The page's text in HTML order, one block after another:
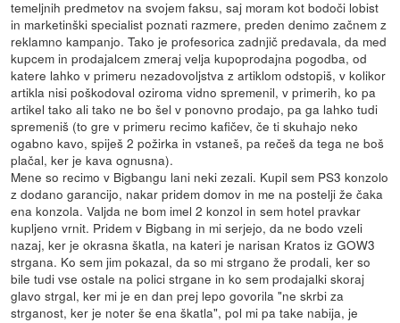
temeljnih predmetov na svojem faksu, saj moram kot bodoči lobist
in marketinški specialist poznati razmere, preden denimo začnem z
reklamno kampanjo. Tako je profesorica zadnjič predavala, da med
kupcem in prodajalcem zmeraj velja kupoprodajna pogodba, od
katere lahko v primeru nezadovoljstva z artiklom odstopiš, v kolikor
artikla nisi poškodoval oziroma vidno spremenil, v primerih, ko pa
artikel tako ali tako ne bo šel v ponovno prodajo, pa ga lahko tudi
spremeniš (to gre v primeru recimo kafičev, če ti skuhajo neko
ogabno kavo, spiješ 2 požirka in vstaneš, pa rečeš da tega ne boš
plačal, ker je kava ognusna).
Mene so recimo v Bigbangu lani neki zezali. Kupil sem PS3 konzolo
z dodano garancijo, nakar pridem domov in me na postelji že čaka
ena konzola. Valjda ne bom imel 2 konzol in sem hotel pravkar
kupljeno vrnit. Pridem v Bigbang in mi serjejo, da ne bodo vzeli
nazaj, ker je okrasna škatla, na kateri je narisan Kratos iz GOW3
strgana. Ko sem jim pokazal, da so mi strgano že prodali, ker so
bile tudi vse ostale na polici strgane in ko sem prodajalki skoraj
glavo strgal, ker mi je en dan prej lepo govorila "ne skrbi za
strganost, ker je noter še ena škatla", pol mi pa take nabija, je